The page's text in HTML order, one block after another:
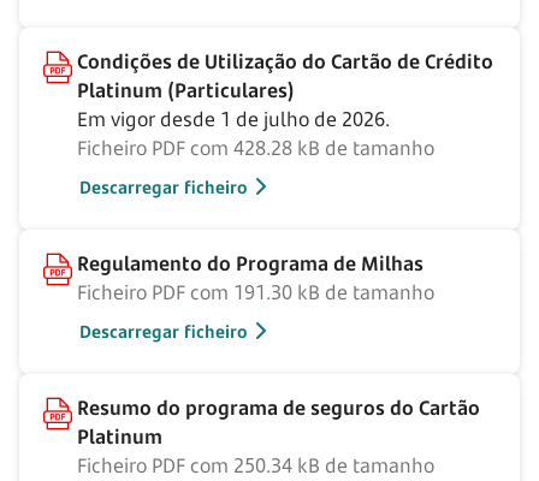
Condições de Utilização do Cartão de Crédito
Platinum (Particulares)
Em vigor desde 1 de julho de 2026.
Ficheiro PDF com 428.28 kB de tamanho
Descarregar ficheiro
Regulamento do Programa de Milhas
Ficheiro PDF com 191.30 kB de tamanho
Descarregar ficheiro
Resumo do programa de seguros do Cartão
Platinum
Ficheiro PDF com 250.34 kB de tamanho